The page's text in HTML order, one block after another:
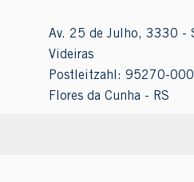
Av. 25 de Julho, 3330 -
Videiras
Postleitzahl: 95270-
Flores da Cunha - RS